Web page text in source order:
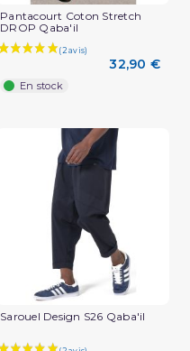
Pantacourt Coton Stretch
DROP Qaba'il
32,90 €
En stock
Sarouel Design S26 Qaba'il